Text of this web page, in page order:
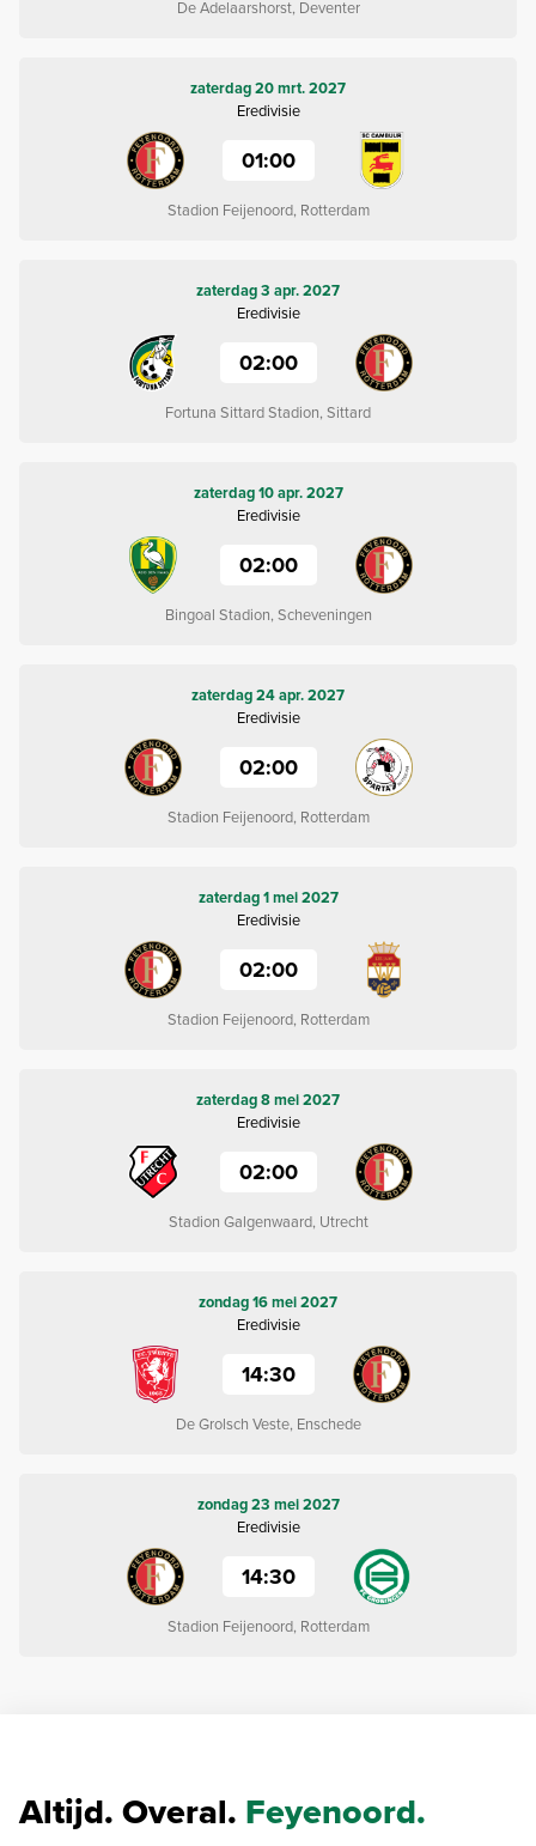
De Adelaarshorst, Deventer
zaterdag 20 mrt. 2027
Eredivisie
01:00
Stadion Feijenoord, Rotterdam
zaterdag 3 apr. 2027
Eredivisie
02:00
Fortuna Sittard Stadion, Sittard
zaterdag 10 apr. 2027
Eredivisie
02:00
Bingoal Stadion, Scheveningen
zaterdag 24 apr. 2027
Eredivisie
02:00
Stadion Feijenoord, Rotterdam
zaterdag 1 mei 2027
Eredivisie
02:00
Stadion Feijenoord, Rotterdam
zaterdag 8 mei 2027
Eredivisie
02:00
Stadion Galgenwaard, Utrecht
zondag 16 mei 2027
Eredivisie
14:30
De Grolsch Veste, Enschede
zondag 23 mei 2027
Eredivisie
14:30
Stadion Feijenoord, Rotterdam
Altijd. Overal. Feyenoord.